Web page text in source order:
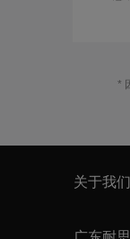
*
关于我们